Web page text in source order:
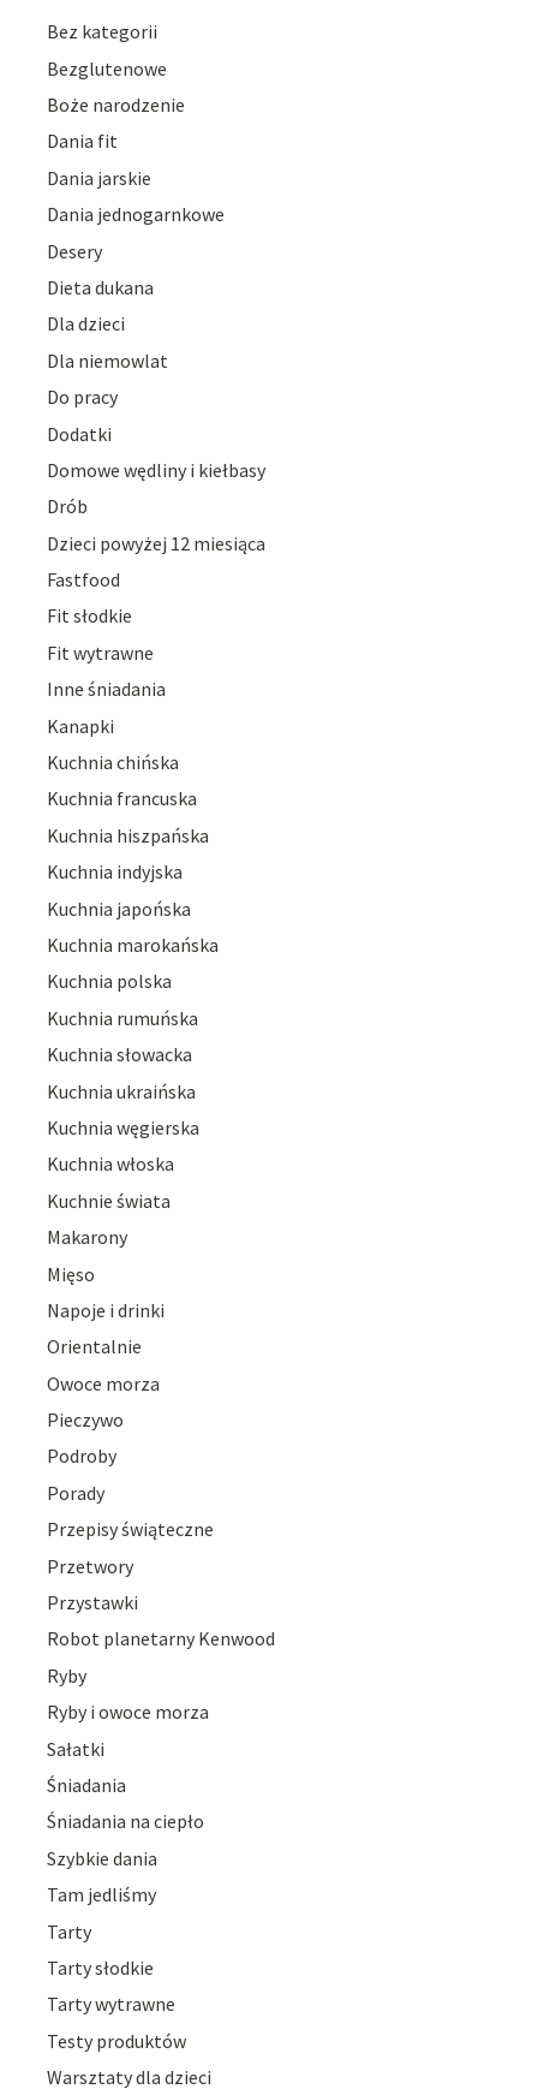
Bez kategorii
Bezglutenowe
Boże narodzenie
Dania fit
Dania jarskie
Dania jednogarnkowe
Desery
Dieta dukana
Dla dzieci
Dla niemowlat
Do pracy
Dodatki
Domowe wędliny i kiełbasy
Drób
Dzieci powyżej 12 miesiąca
Fastfood
Fit słodkie
Fit wytrawne
Inne śniadania
Kanapki
Kuchnia chińska
Kuchnia francuska
Kuchnia hiszpańska
Kuchnia indyjska
Kuchnia japońska
Kuchnia marokańska
Kuchnia polska
Kuchnia rumuńska
Kuchnia słowacka
Kuchnia ukraińska
Kuchnia węgierska
Kuchnia włoska
Kuchnie świata
Makarony
Mięso
Napoje i drinki
Orientalnie
Owoce morza
Pieczywo
Podroby
Porady
Przepisy świąteczne
Przetwory
Przystawki
Robot planetarny Kenwood
Ryby
Ryby i owoce morza
Sałatki
Śniadania
Śniadania na ciepło
Szybkie dania
Tam jedliśmy
Tarty
Tarty słodkie
Tarty wytrawne
Testy produktów
Warsztaty dla dzieci